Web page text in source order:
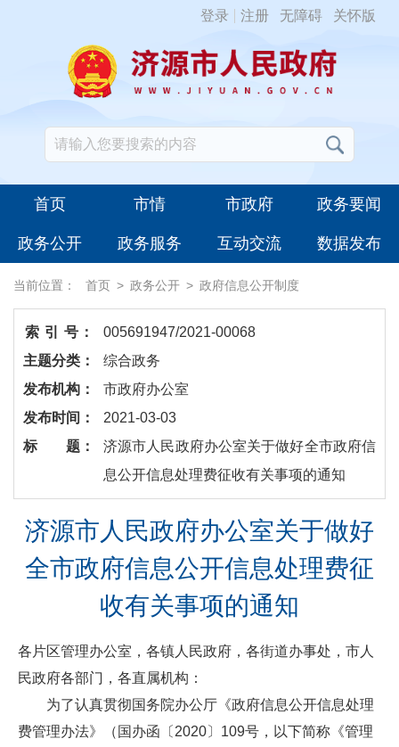
登录 注册 无障碍 关怀版
首页 市情 市政府 政务要闻
政务公开 政务服务 互动交流 数据发布
当前位置： 首页 > 政务公开 > 政府信息公开制度
索 引 号：
005691947/2021-00068
主题分类：
综合政务
发布机构：
市政府办公室
发布时间：
2021-03-03
标 题：
济源市人民政府办公室关于做好全市政府信
息公开信息处理费征收有关事项的通知
济源市人民政府办公室关于做好
全市政府信息公开信息处理费征
收有关事项的通知
各片区管理办公室，各镇人民政府，各街道办事处，市人
民政府各部门，各直属机构：
为了认真贯彻国务院办公厅《政府信息公开信息处理
费管理办法》（国办函〔2020〕109号，以下简称《管理